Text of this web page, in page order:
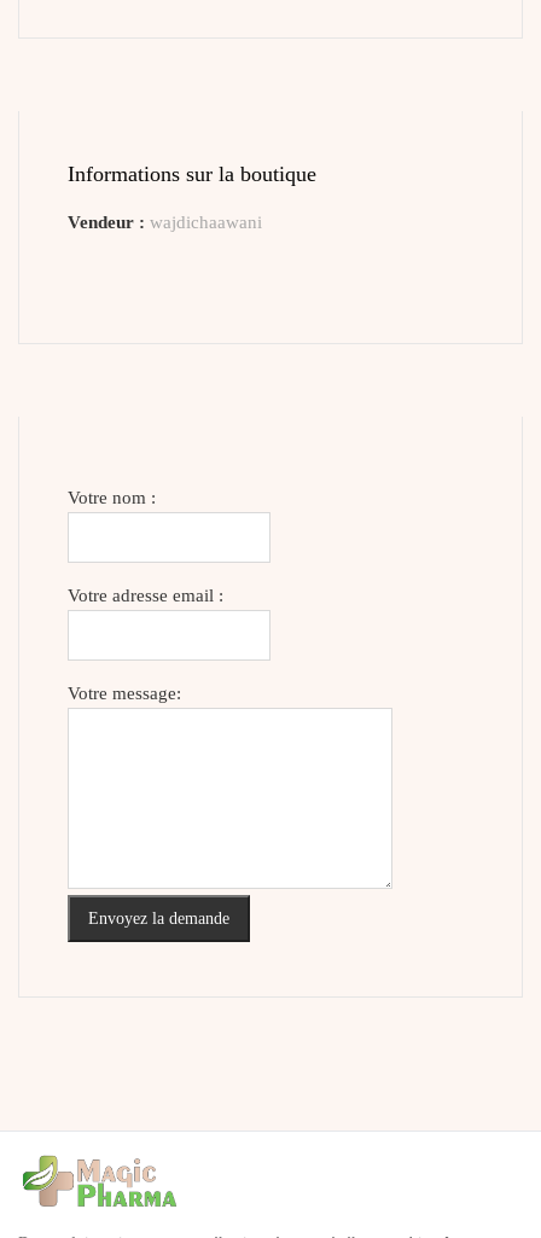
Informations sur la boutique
Vendeur : wajdichaawani
Votre nom :
Votre adresse email :
Votre message:
Envoyez la demande